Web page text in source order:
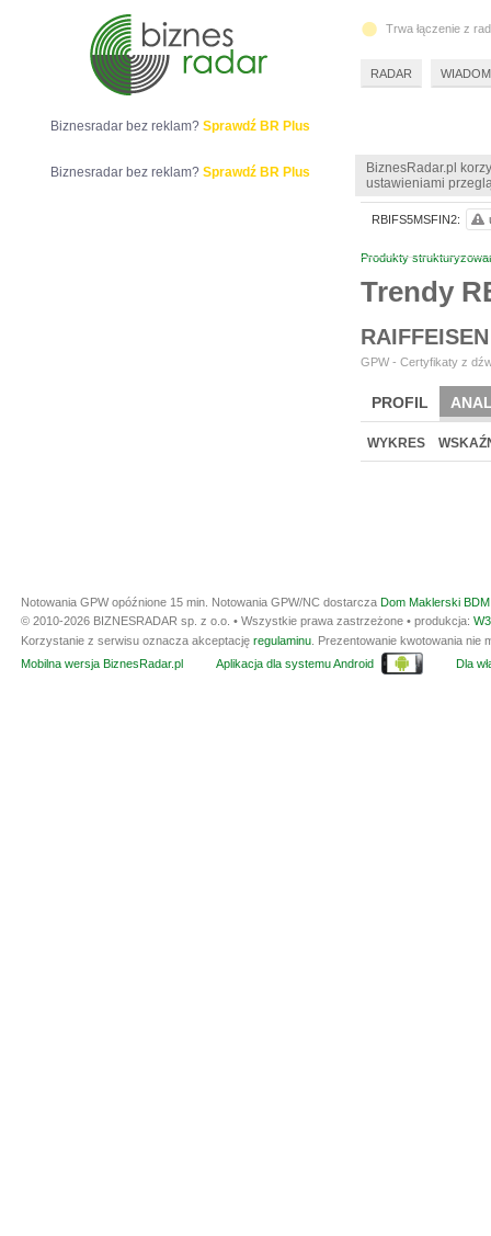
BiznesRadar.pl
ustawieniami
Produkty
Trendy
GPW - Certyfikaty z
PROFIL
WYKRES
RBIFS5MSFIN2:
Biznesradar bez reklam? Sprawdź BR Plus
Biznesradar bez reklam? Sprawdź BR Plus
Trwa łączenie z
RADAR
Notowania GPW opóźnione 15 min. Notowania GPW/NC dostarcza Dom Maklerski
© 2010-2026 BIZNESRADAR sp. z o.o. • Wszystkie prawa zastrzeżone • produkcja:
Korzystanie z serwisu oznacza akceptację regulaminu . Prezentowanie kwotowania
Mobilna wersja BiznesRadar.pl
Aplikacja dla systemu Android Dla